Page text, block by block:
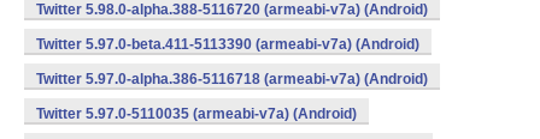
Twitter 5.98.0-alpha.388-5116720 (armeabi-v7a) (Android)
Twitter 5.97.0-beta.411-5113390 (armeabi-v7a) (Android)
Twitter 5.97.0-alpha.386-5116718 (armeabi-v7a) (Android)
Twitter 5.97.0-5110035 (armeabi-v7a) (Android)